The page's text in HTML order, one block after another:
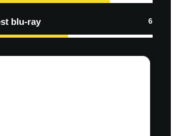
blu-ray 6